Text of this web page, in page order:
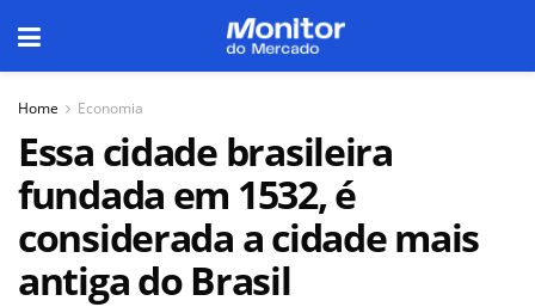
Home Economia
Essa cidade brasileira
fundada em 1532, é
considerada a cidade mais
antiga do Brasil